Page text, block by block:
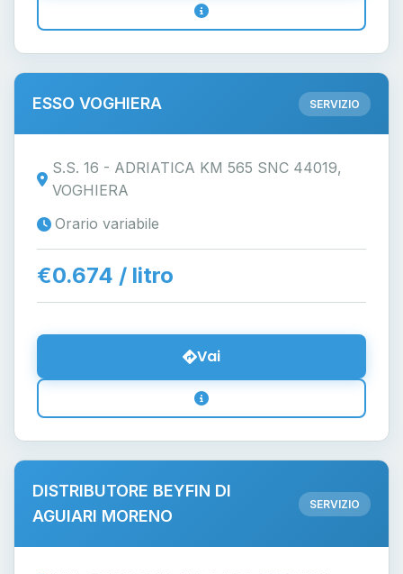
ESSO VOGHIERA SERVIZIO
S.S. 16 - ADRIATICA KM 565 SNC 44019,
VOGHIERA
Orario variabile
€0.674 / litro
Vai
DISTRIBUTORE BEYFIN DI
AGUIARI MORENO
SERVIZIO